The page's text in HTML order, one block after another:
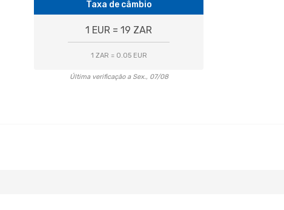
Taxa de câmbio
1 EUR = 19 ZAR
1 ZAR = 0.05 EUR
Última verificação a Sex., 07/08